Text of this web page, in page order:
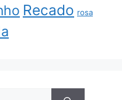
Recado rosa